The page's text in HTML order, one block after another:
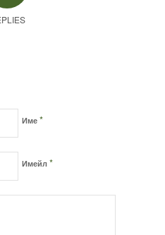
Име *
Имейл *